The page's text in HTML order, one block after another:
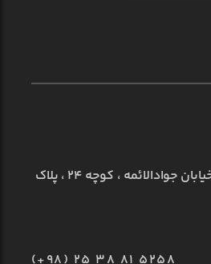
استان قم ، شهر قم ، خیابان جوادالائمه ، کوچه ۲۴ ، پلاک